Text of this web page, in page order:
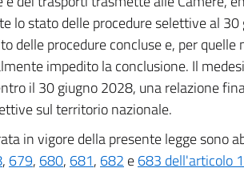
lo stato delle procedure selettive al
delle procedure concluse e, per quelle
impedito la conclusione. Il
il 30 giugno 2028, una relazione
sul territorio nazionale.
in vigore della presente legge sono
, 679, 680, 681, 682 e683 dell'articolo